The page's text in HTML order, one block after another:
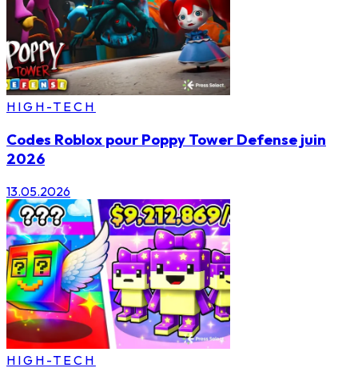
HIGH-TECH
Codes Roblox pour Poppy Tower Defense juin
2026
13.05.2026
HIGH-TECH